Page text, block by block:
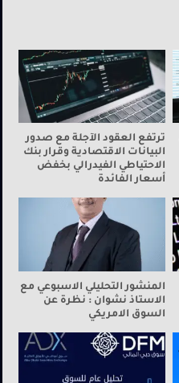
ترتفع العقود الآجلة مع صدور
البيانات الاقتصادية وقرار بنك
الاحتياطي الفيدرالي بخفض
أسعار الفائدة
المنشور التحليلي الاسبوعي مع
الاستاذ نشوان : نظرة عن
السوق الامريكي